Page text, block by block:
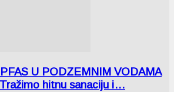
U PODZEMNIM VODAMA
hitnu sanaciju i…